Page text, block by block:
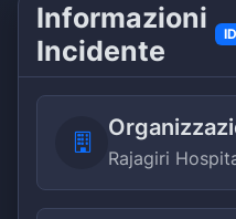
Informazioni
Incidente
Rajagiri